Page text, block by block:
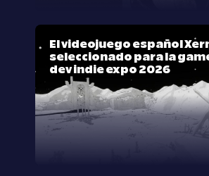
El videojuego español
seleccionado para la
dev indie expo 2026